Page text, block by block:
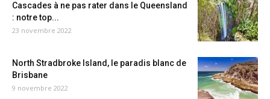
Cascades à ne pas rater dans le Queensland
: notre top...
23 novembre 2022
North Stradbroke Island, le paradis blanc de
Brisbane
9 novembre 2022